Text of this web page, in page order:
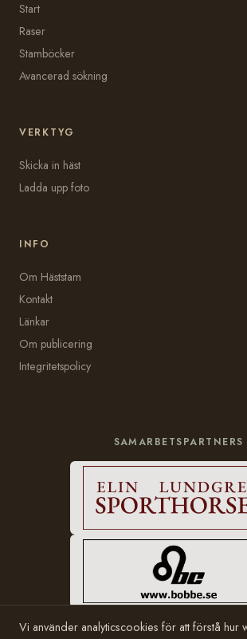
Start
Raser
Stamböcker
Avancerad sökning
VERKTYG
Skicka in häst
Ladda upp foto
INFO
Om Häststam
Kontakt
Länkar
Om publicering
Integritetspolicy
SAMARBETSPARTNERS
Vi använder analyticscookies för att förstå hur